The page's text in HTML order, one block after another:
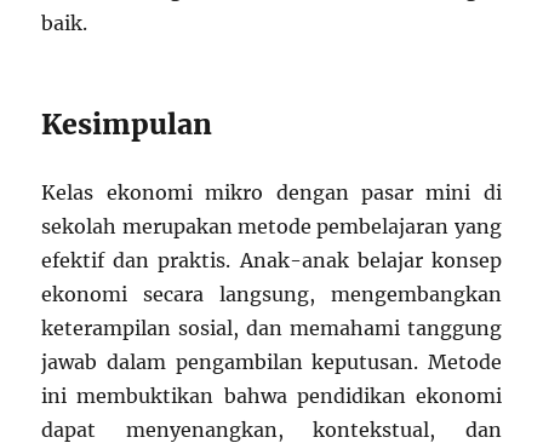
baik.
Kesimpulan
Kelas ekonomi mikro dengan pasar mini di
sekolah merupakan metode pembelajaran yang
efektif dan praktis. Anak-anak belajar konsep
ekonomi secara langsung, mengembangkan
keterampilan sosial, dan memahami tanggung
jawab dalam pengambilan keputusan. Metode
ini membuktikan bahwa pendidikan ekonomi
dapat menyenangkan, kontekstual, dan